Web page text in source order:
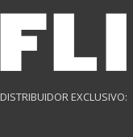
DISTRIBUIDOR EXCLUSIVO: